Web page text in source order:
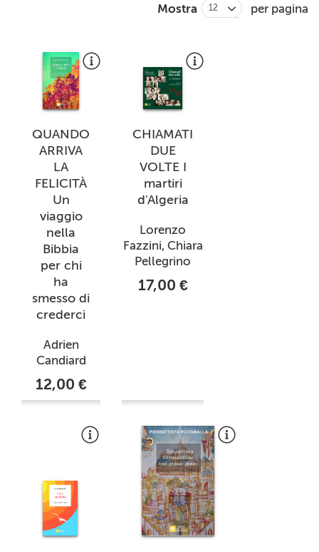
Mostra 12 per pagina
QUANDO
ARRIVA
LA
FELICITÀ
Un
viaggio
nella
Bibbia
per chi
ha
smesso di
crederci
Adrien
Candiard
12,00 €
CHIAMATI
DUE
VOLTE I
martiri
d'Algeria
Lorenzo
Fazzini, Chiara
Pellegrino
17,00 €